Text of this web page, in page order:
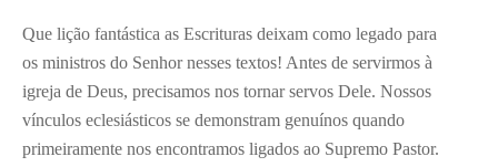
Que lição fantástica as Escrituras deixam como legado para
os ministros do Senhor nesses textos! Antes de servirmos à
igreja de Deus, precisamos nos tornar servos Dele. Nossos
vínculos eclesiásticos se demonstram genuínos quando
primeiramente nos encontramos ligados ao Supremo Pastor.